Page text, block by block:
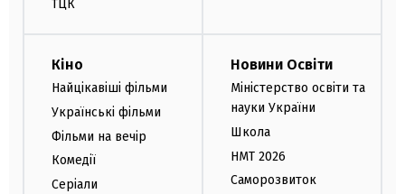
ТЦК
Кіно
Найцікавіші фільми
Українські фільми
Фільми на вечір
Комедії
Серіали
Новини Освіти
Міністерство освіти та
науки України
Школа
НМТ 2026
Саморозвиток